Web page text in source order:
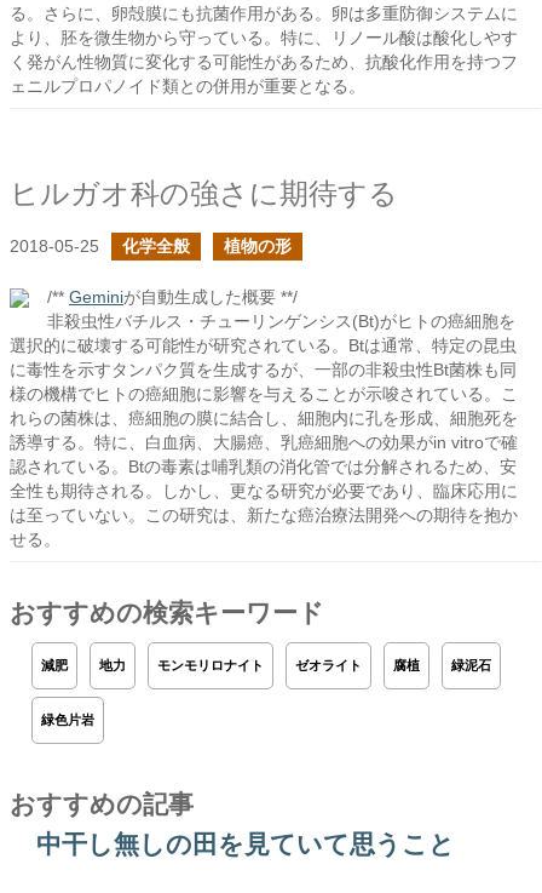
る。さらに、卵殻膜にも抗菌作用がある。卵は多重防御システムに
より、胚を微生物から守っている。特に、リノール酸は酸化しやす
く発がん性物質に変化する可能性があるため、抗酸化作用を持つフ
ェニルプロパノイド類との併用が重要となる。
ヒルガオ科の強さに期待する
2018-05-25 化学全般 植物の形
/** Geminiが自動生成した概要 **/
非殺虫性バチルス・チューリンゲンシス(Bt)がヒトの癌細胞を
選択的に破壊する可能性が研究されている。Btは通常、特定の昆虫
に毒性を示すタンパク質を生成するが、一部の非殺虫性Bt菌株も同
様の機構でヒトの癌細胞に影響を与えることが示唆されている。こ
れらの菌株は、癌細胞の膜に結合し、細胞内に孔を形成、細胞死を
誘導する。特に、白血病、大腸癌、乳癌細胞への効果がin vitroで確
認されている。Btの毒素は哺乳類の消化管では分解されるため、安
全性も期待される。しかし、更なる研究が必要であり、臨床応用に
は至っていない。この研究は、新たな癌治療法開発への期待を抱か
せる。
おすすめの検索キーワード
減肥 地力 モンモリロナイト ゼオライト 腐植 緑泥石
緑色片岩
おすすめの記事
中干し無しの田を見ていて思うこと